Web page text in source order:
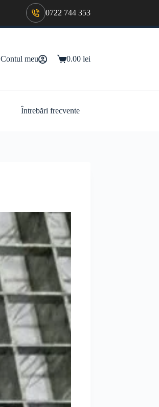
0722 744 353
Contul meu
Coș0.00 lei
Întrebări frecvente